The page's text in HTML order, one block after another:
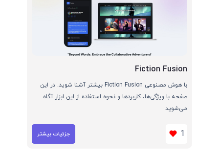
Fiction Fusion
با هوش مصنوعی Fiction Fusion بیشتر آشنا شوید. در این
صفحه با ویژگی‌ها، کاربردها و نحوه استفاده از این ابزار آگاه
می‌شوید
1 جزئیات بیشتر